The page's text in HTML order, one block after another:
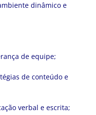
dinâmico e
de equipe;
de conteúdo e
verbal e escrita;